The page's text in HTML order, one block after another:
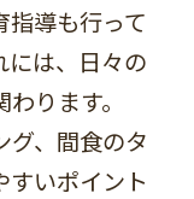
指導も行って
には、日々の
ります。
グ、間食のタ
すいポイント